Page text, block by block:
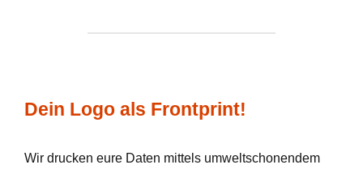
Dein Logo als Frontprint!
Wir drucken eure Daten mittels umweltschonendem